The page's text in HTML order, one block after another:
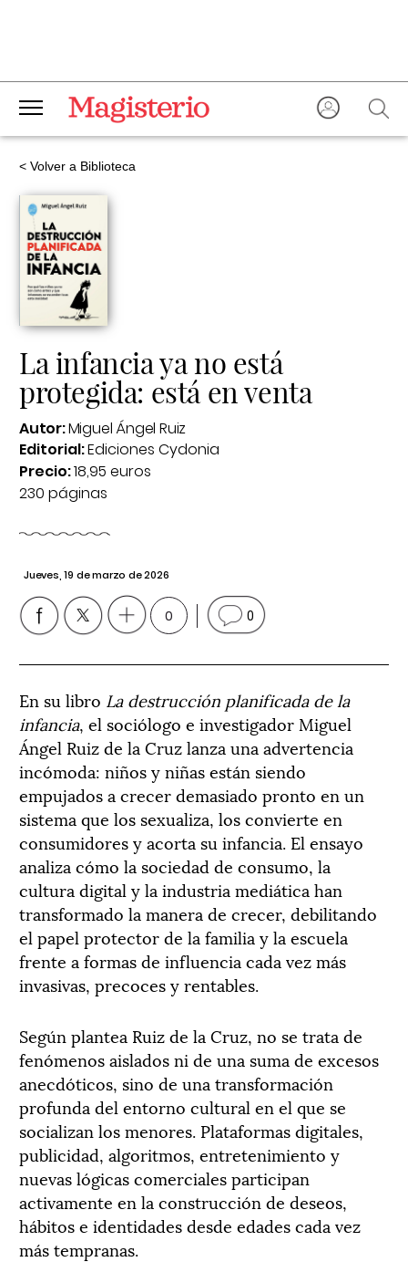
< Volver a Biblioteca
La infancia ya no está
protegida: está en venta
Autor:Miguel Ángel Ruiz
Editorial:Ediciones Cydonia
Precio:18,95 euros
230 páginas
Jueves, 19 de marzo de 2026
0 0
En su libro La destrucción planificada de la
infancia, el sociólogo e investigador Miguel
Ángel Ruiz de la Cruz lanza una advertencia
incómoda: niños y niñas están siendo
empujados a crecer demasiado pronto en un
sistema que los sexualiza, los convierte en
consumidores y acorta su infancia. El ensayo
analiza cómo la sociedad de consumo, la
cultura digital y la industria mediática han
transformado la manera de crecer, debilitando
el papel protector de la familia y la escuela
frente a formas de influencia cada vez más
invasivas, precoces y rentables.
Según plantea Ruiz de la Cruz, no se trata de
fenómenos aislados ni de una suma de excesos
anecdóticos, sino de una transformación
profunda del entorno cultural en el que se
socializan los menores. Plataformas digitales,
publicidad, algoritmos, entretenimiento y
nuevas lógicas comerciales participan
activamente en la construcción de deseos,
hábitos e identidades desde edades cada vez
más tempranas.